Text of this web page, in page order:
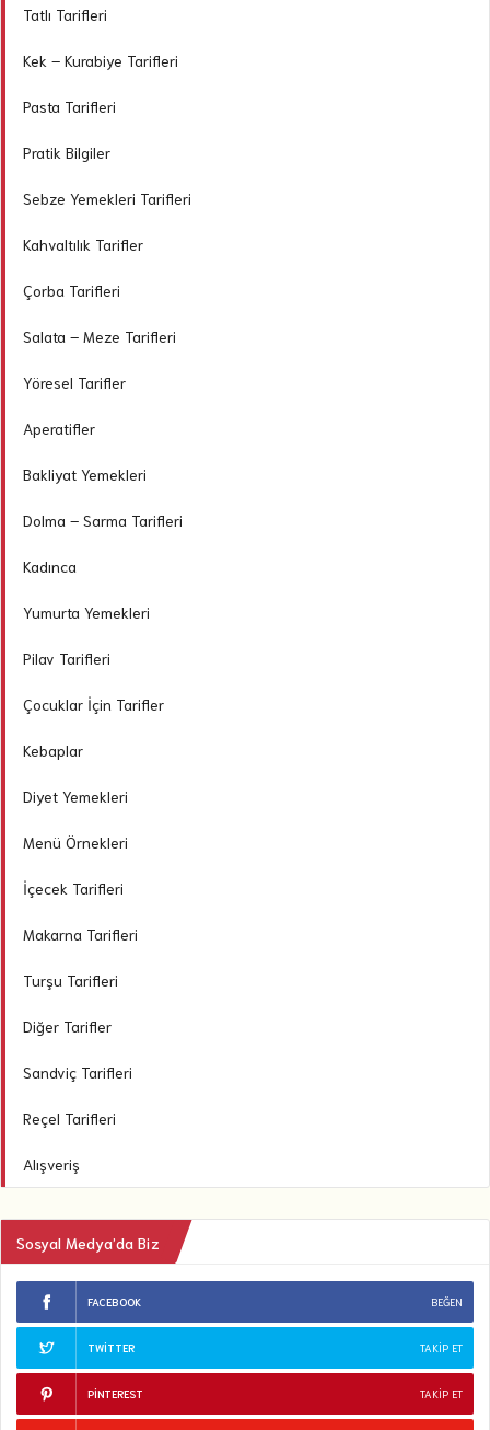
Tatlı Tarifleri
Kek – Kurabiye Tarifleri
Pasta Tarifleri
Pratik Bilgiler
Sebze Yemekleri Tarifleri
Kahvaltılık Tarifler
Çorba Tarifleri
Salata – Meze Tarifleri
Yöresel Tarifler
Aperatifler
Bakliyat Yemekleri
Dolma – Sarma Tarifleri
Kadınca
Yumurta Yemekleri
Pilav Tarifleri
Çocuklar İçin Tarifler
Kebaplar
Diyet Yemekleri
Menü Örnekleri
İçecek Tarifleri
Makarna Tarifleri
Turşu Tarifleri
Diğer Tarifler
Sandviç Tarifleri
Reçel Tarifleri
Alışveriş
Sosyal Medya’da Biz
FACEBOOK BEĞEN
TWITTER TAKIP ET
PINTEREST TAKIP ET